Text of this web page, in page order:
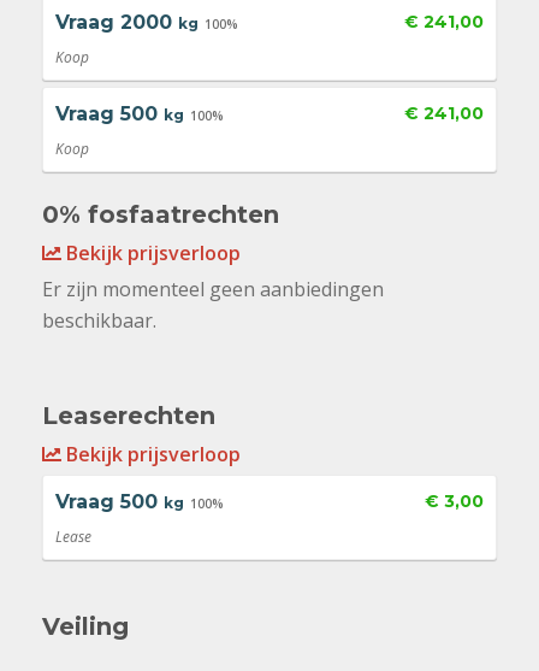
Vraag 2000 kg 100% € 241,00
Koop
Vraag 500 kg 100% € 241,00
Koop
0% fosfaatrechten
Bekijk prijsverloop
Er zijn momenteel geen aanbiedingen
beschikbaar.
Leaserechten
Bekijk prijsverloop
Vraag 500 kg 100% € 3,00
Lease
Veiling